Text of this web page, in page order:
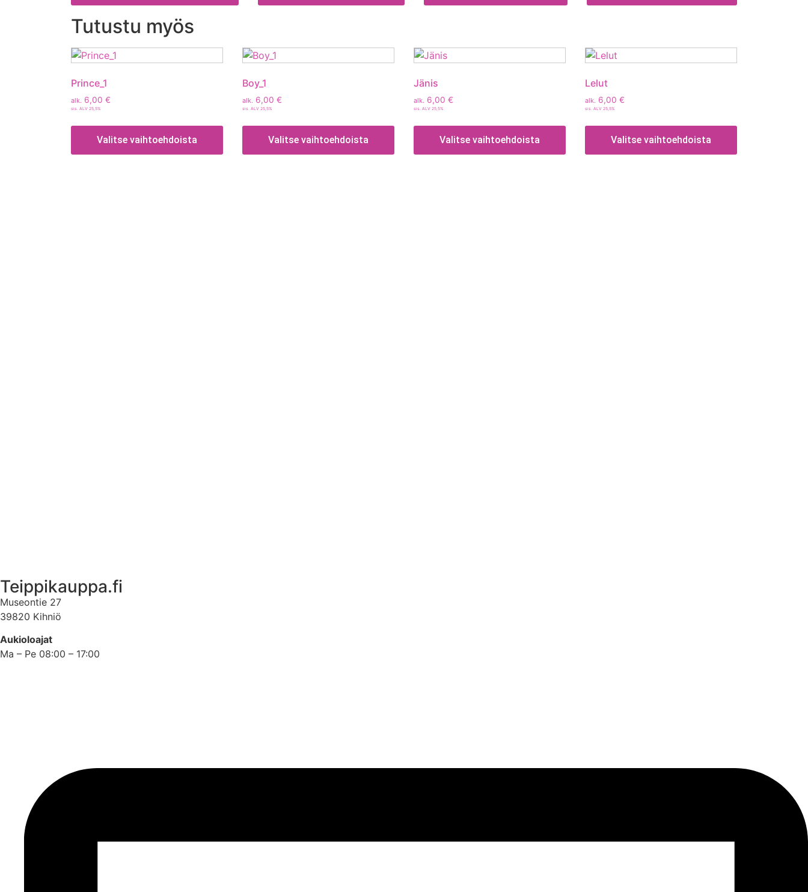
Tutustu myös
Prince_1
alk. 6,00 €
sis. ALV 25,5%
Valitse vaihtoehdoista
Boy_1
alk. 6,00 €
sis. ALV 25,5%
Valitse vaihtoehdoista
Jänis
alk. 6,00 €
sis. ALV 25,5%
Valitse vaihtoehdoista
Lelut
alk. 6,00 €
sis. ALV 25,5%
Valitse vaihtoehdoista
Teippikauppa.fi
Museontie 27
39820 Kihniö
Aukioloajat
Ma – Pe 08:00 – 17:00